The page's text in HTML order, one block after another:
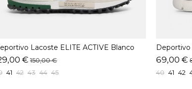
Lacoste ELITE ACTIVE Blanco
€ 150,00 €
41 42 43 44 45
Deportivo
69,00 €
40 41 42